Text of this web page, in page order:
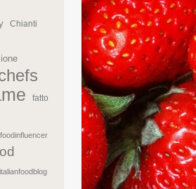
Chianti
fatto
foodinfluencer
italianfoodblog